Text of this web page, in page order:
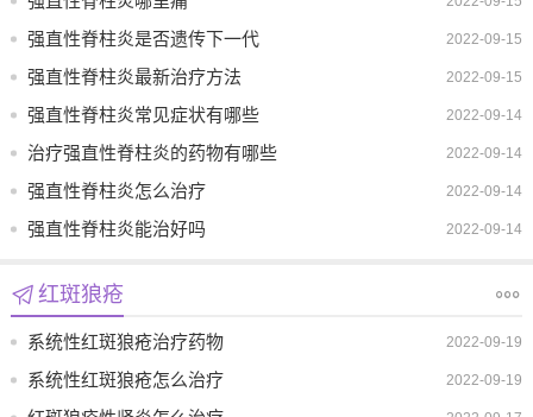
2022-09-15
强直性脊柱炎是否遗传下一代
2022-09-15
强直性脊柱炎最新治疗方法
2022-09-14
强直性脊柱炎常见症状有哪些
2022-09-14
治疗强直性脊柱炎的药物有哪些
2022-09-14
强直性脊柱炎怎么治疗
2022-09-14
强直性脊柱炎能治好吗
红斑狼疮
2022-09-19
系统性红斑狼疮治疗药物
2022-09-19
系统性红斑狼疮怎么治疗